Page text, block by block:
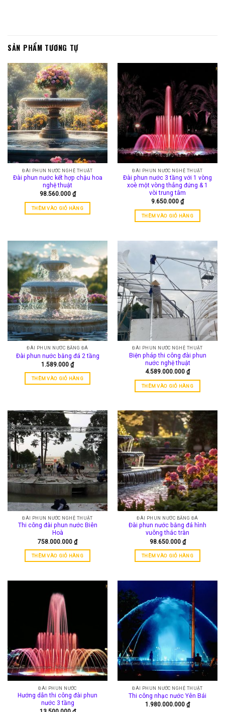
SẢN PHẨM TƯƠNG TỰ
ĐÀI PHUN NƯỚC NGHỆ THUẬT
Đài phun nước kết hợp chậu hoa
nghệ thuật
98.560.000 ₫
THÊM VÀO GIỎ HÀNG
ĐÀI PHUN NƯỚC NGHỆ THUẬT
Đài phun nước 3 tầng với 1 vòng
xoè một vòng thẳng đứng & 1
vòi trung tâm
9.650.000 ₫
THÊM VÀO GIỎ HÀNG
ĐÀI PHUN NƯỚC BẰNG ĐÁ
Đài phun nước bằng đá 2 tầng
1.589.000 ₫
THÊM VÀO GIỎ HÀNG
ĐÀI PHUN NƯỚC NGHỆ THUẬT
Biện pháp thi công đài phun
nước nghệ thuật
4.589.000.000 ₫
THÊM VÀO GIỎ HÀNG
ĐÀI PHUN NƯỚC NGHỆ THUẬT
Thi công đài phun nước Biên
Hoà
758.000.000 ₫
THÊM VÀO GIỎ HÀNG
ĐÀI PHUN NƯỚC BẰNG ĐÁ
Đài phun nước bằng đá hình
vuông thác tràn
98.650.000 ₫
THÊM VÀO GIỎ HÀNG
ĐÀI PHUN NƯỚC
Hướng dẫn thi công đài phun
nước 3 tầng
ĐÀI PHUN NƯỚC NGHỆ THUẬT
Thi công nhạc nước Yên Bái
1.980.000.000 ₫